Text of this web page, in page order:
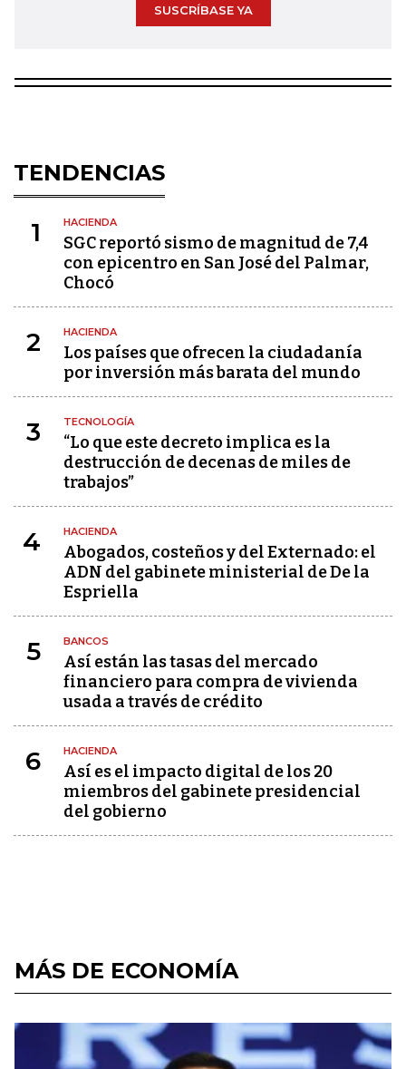
SUSCRÍBASE YA
TENDENCIAS
1 HACIENDA
SGC reportó sismo de magnitud de 7,4
con epicentro en San José del Palmar,
Chocó
2 HACIENDA
Los países que ofrecen la ciudadanía
por inversión más barata del mundo
3 TECNOLOGÍA
“Lo que este decreto implica es la
destrucción de decenas de miles de
trabajos”
4 HACIENDA
Abogados, costeños y del Externado: el
ADN del gabinete ministerial de De la
Espriella
5 BANCOS
Así están las tasas del mercado
financiero para compra de vivienda
usada a través de crédito
6 HACIENDA
Así es el impacto digital de los 20
miembros del gabinete presidencial
del gobierno
MÁS DE ECONOMÍA